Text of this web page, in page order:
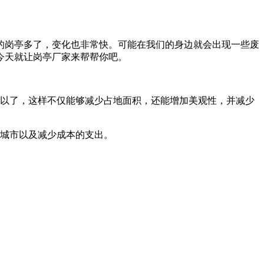
亭多了，变化也非常快。可能在我们的身边就会出现一些废
就让岗亭厂家来帮帮你吧。
了，这样不仅能够减少占地面积，还能增加美观性，并减少
市以及减少成本的支出。